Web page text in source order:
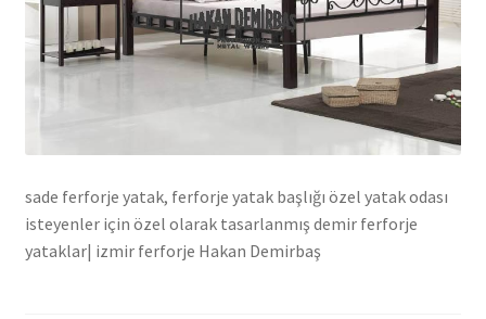
sade ferforje yatak, ferforje yatak başlığı özel yatak odası
isteyenler için özel olarak tasarlanmış demir ferforje
yataklar| izmir ferforje Hakan Demirbaş